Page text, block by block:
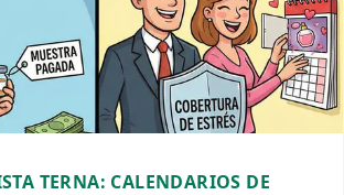
TERNA: CALENDARIOS DE